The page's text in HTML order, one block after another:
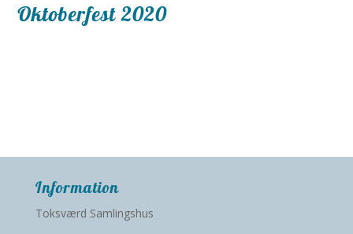
Oktoberfest 2020
Information
Toksværd Samlingshus